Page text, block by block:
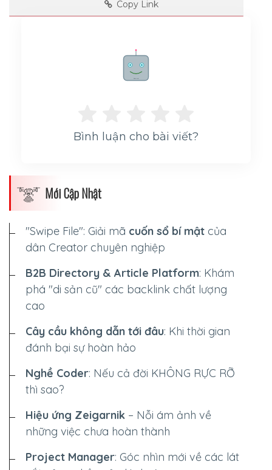
Copy Link
Rate me!
Bình luận cho bài viết?
Mới Cập Nhật
"Swipe File": Giải mã cuốn sổ bí mật của
dân Creator chuyên nghiệp
B2B Directory & Article Platform: Khám
phá "di sản cũ" các backlink chất lượng
cao
Cây cầu không dẫn tới đâu: Khi thời gian
đánh bại sự hoàn hảo
Nghề Coder: Nếu cả đời KHÔNG RỰC RỠ
thì sao?
Hiệu ứng Zeigarnik – Nỗi ám ảnh về
những việc chưa hoàn thành
Project Manager: Góc nhìn mới về các lát